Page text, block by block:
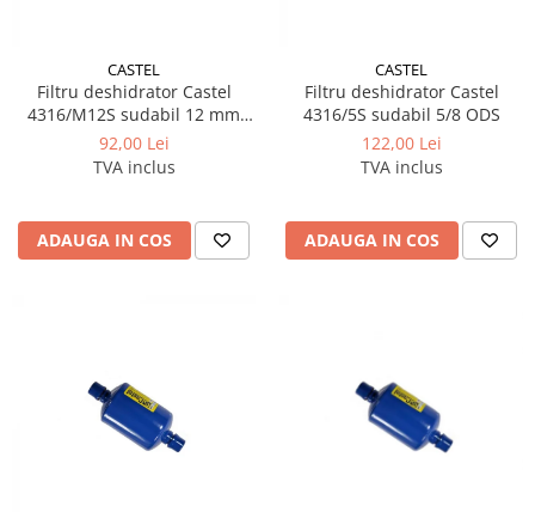
CASTEL
Filtru deshidrator Castel
4316/M12S sudabil 12 mm
ODS
92,00 Lei
TVA inclus
ADAUGA IN COS
CASTEL
Filtru deshidrator Castel
4316/5S sudabil 5/8 ODS
122,00 Lei
TVA inclus
ADAUGA IN COS